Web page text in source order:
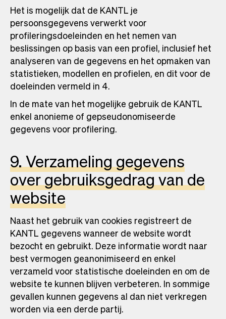
Het is mogelijk dat de KANTL je
persoonsgegevens verwerkt voor
profileringsdoeleinden en het nemen van
beslissingen op basis van een profiel, inclusief het
analyseren van de gegevens en het opmaken van
statistieken, modellen en profielen, en dit voor de
doeleinden vermeld in 4.
In de mate van het mogelijke gebruik de KANTL
enkel anonieme of gepseudonomiseerde
gegevens voor profilering.
9. Verzameling gegevens
over gebruiksgedrag van de
website
Naast het gebruik van cookies registreert de
KANTL gegevens wanneer de website wordt
bezocht en gebruikt. Deze informatie wordt naar
best vermogen geanonimiseerd en enkel
verzameld voor statistische doeleinden en om de
website te kunnen blijven verbeteren. In sommige
gevallen kunnen gegevens al dan niet verkregen
worden via een derde partij.